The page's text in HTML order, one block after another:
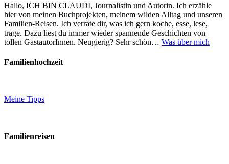
Hallo, ICH BIN CLAUDI, Journalistin und Autorin. Ich erzähle
hier von meinen Buchprojekten, meinem wilden Alltag und unseren
Familien-Reisen. Ich verrate dir, was ich gern koche, esse, lese,
trage. Dazu liest du immer wieder spannende Geschichten von
tollen GastautorInnen. Neugierig? Sehr schön… Was über mich
Familienhochzeit
Meine Tipps
Familienreisen